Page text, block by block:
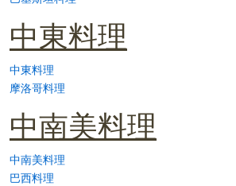
中東料理
中東料理
摩洛哥料理
中南美料理
中南美料理
巴西料理